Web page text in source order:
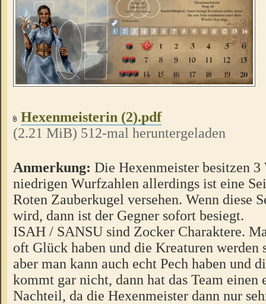
Hexenmeisterin (2).pdf
(2.21 MiB) 512-mal heruntergeladen
Anmerkung: Die Hexenmeister besitzen
niedrigen Wurfzahlen allerdings ist eine
Roten Zauberkugel versehen. Wenn diese
wird, dann ist der Gegner sofort besiegt.
ISAH / SANSU sind Zocker Charaktere.
oft Glück haben und die Kreaturen werden
aber man kann auch echt Pech haben und
kommt gar nicht, dann hat das Team einen
Nachteil, da die Hexenmeister dann nur